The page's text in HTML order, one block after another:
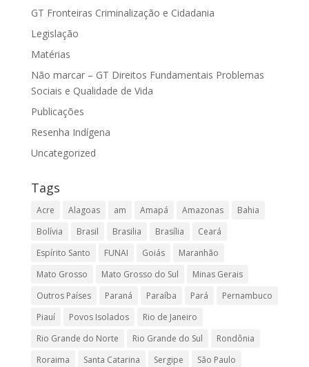
GT Fronteiras Criminalização e Cidadania
Legislação
Matérias
Não marcar – GT Direitos Fundamentais Problemas
Sociais e Qualidade de Vida
Publicações
Resenha Indígena
Uncategorized
Tags
Acre Alagoas am Amapá Amazonas
Bahia
Bolívia
Brasil Brasilia Brasília
Ceará
Espírito Santo
FUNAI Goiás
Maranhão
Mato Grosso
Mato Grosso do Sul
Minas Gerais
Outros Países
Paraná Paraíba Pará
Pernambuco
Piauí
Povos Isolados
Rio de Janeiro
Rio Grande do Norte
Rio Grande do Sul
Rondônia
Roraima
Santa Catarina Sergipe
São Paulo